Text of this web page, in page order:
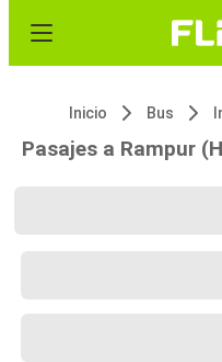
Inicio Bus
Pasajes a Rampur